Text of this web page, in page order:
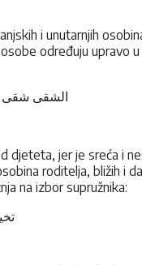
i unutarnjih
određuju upravo
الشقی شقی
jer je sreća i
roditelja, bližih i
na izbor supružnika: